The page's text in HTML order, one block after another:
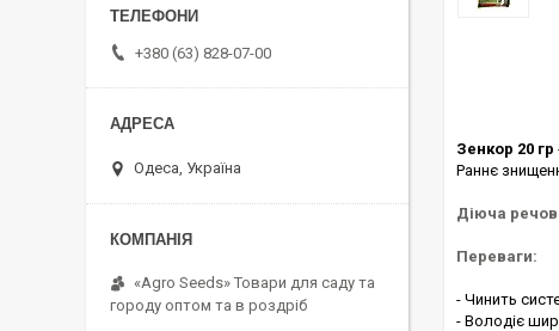
Зенкор 20 гр
Раннє
Діюча
Переваги:
- Чинить
- Володіє
+380 (63) 828-07-00
Одеса, Україна
«Agro Seeds» Товари для саду та
городу оптом та в роздріб